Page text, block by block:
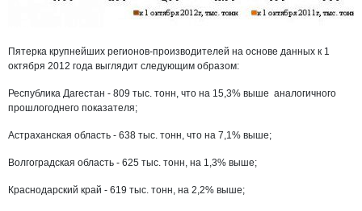
Пятерка крупнейших регионов-производителей на основе данных к 1
октября 2012 года выглядит следующим образом:
Республика Дагестан - 809 тыс. тонн, что на 15,3% выше аналогичного
прошлогоднего показателя;
Астраханская область - 638 тыс. тонн, что на 7,1% выше;
Волгоградская область - 625 тыс. тонн, на 1,3% выше;
Краснодарский край - 619 тыс. тонн, на 2,2% выше;